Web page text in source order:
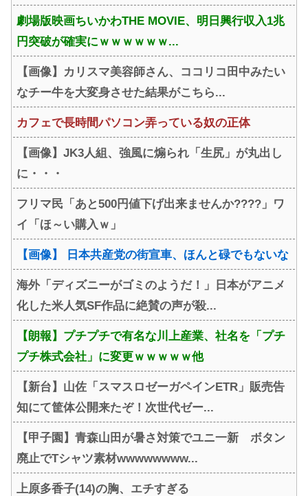
劇場版映画ちいかわTHE MOVIE、明日興行収入1兆
円突破が確実にｗｗｗｗｗｗ...
【画像】カリスマ美容師さん、ココリコ田中みたい
なチー牛を大変身させた結果がこちら...
カフェで長時間パソコン弄っている奴の正体
【画像】JK3人組、強風に煽られ「生尻」が丸出し
に・・・
フリマ民「あと500円値下げ出来ませんか????」ワ
イ「ほ～い購入ｗ」
【画像】 日本共産党の街宣車、ほんと碌でもないな
海外「ディズニーがゴミのようだ！」日本がアニメ
化した米人気SF作品に絶賛の声が殺...
【朗報】プチプチで有名な川上産業、社名を「プチ
プチ株式会社」に変更ｗｗｗｗｗ他
【新台】山佐「スマスロゼーガペインETR」販売告
知にて筐体公開来たぞ！次世代ゼー...
【甲子園】青森山田が暑さ対策でユニ一新 ボタン
廃止でTシャツ素材wwwwwwww...
上原多香子(14)の胸、エチすぎる